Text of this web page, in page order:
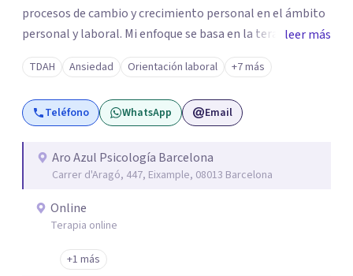
procesos de cambio y crecimiento personal en el ámbito
personal y laboral. Mi enfoque se basa en la terapia
cognitivo-conductual e integral, aplicando metodologías
y técnicas respaldadas por la evidencia científica. En
sesión, además de escuchar, te proporciono
herramientas prácticas y efectivas para que puedas
Mi compromiso en consulta es ofrecerte un espacio
transformarte en positivo, fortaleciendo tu autoestima y
leer más
TDAH Ansiedad Orientación laboral +7 más
Teléfono WhatsApp Email
Aro Azul Psicología Barcelona
Carrer d'Aragó, 447, Eixample, 08013 Barcelona
Online
Terapia online
+1 más